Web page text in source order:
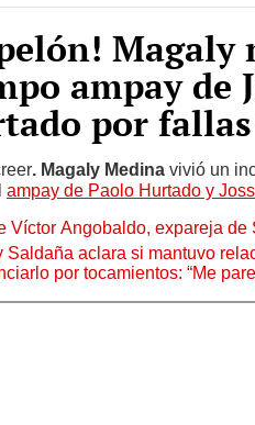
ampay de
por
. Magaly Medina vivió un
ampay de Paolo Hurtado y
Víctor Angobaldo, expareja
Saldaña aclara si mantuvo
por tocamientos: “Me